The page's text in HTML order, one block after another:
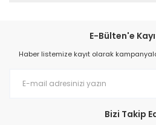
E-Bülten'e
Haber listemize kayıt olarak
Bizi Takip